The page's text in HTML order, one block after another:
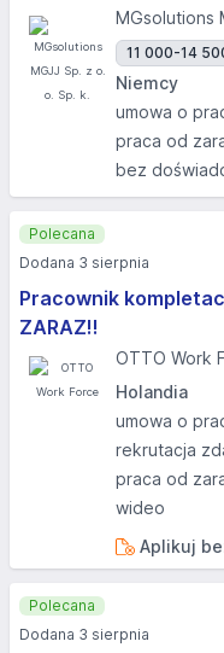
MGsolutions
11 000-14
Niemcy
umowa o
praca od
bez
Pracownik
ZARAZ!!
OTTO Work
Holandia
umowa o
rekrutacja
praca od
wideo
Aplikuj
Polecana
Dodana 3 sierpnia
Polecana
Dodana 3 sierpnia